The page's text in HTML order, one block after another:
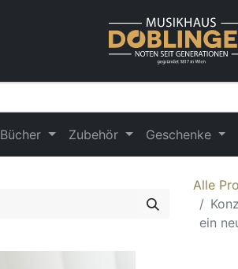
Bücher Zubehör Geschenke
Alle
ein